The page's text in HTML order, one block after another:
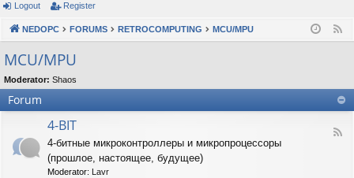
or
u
m
s
Logout Register
NEDOPC FORUMS RETROCOMPUTING MCU/MPU
MCU/MPU
Moderator: Shaos
Forum
F
4-BIT
4-битные микроконтроллеры и микропроцессоры
(прошлое, настоящее, будущее)
Moderator: Lavr